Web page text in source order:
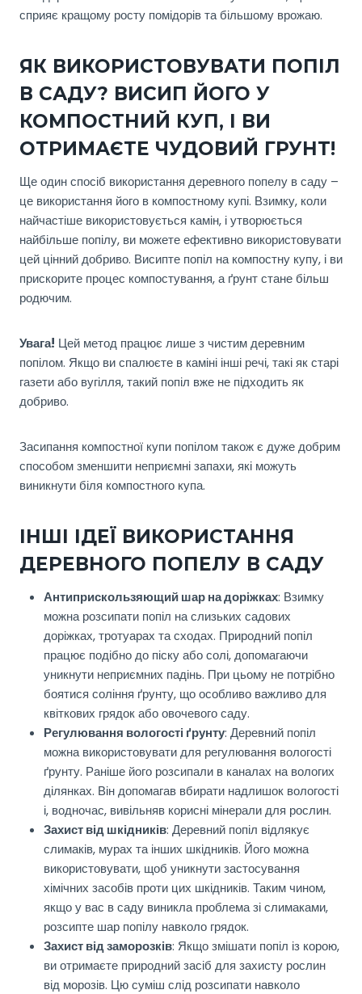
сприяє кращому росту помідорів та більшому врожаю.
ЯК ВИКОРИСТОВУВАТИ ПОПІЛ
В САДУ? ВИСИП ЙОГО У
КОМПОСТНИЙ КУП, І ВИ
ОТРИМАЄТЕ ЧУДОВИЙ ГРУНТ!
Ще один спосіб використання деревного попелу в саду –
це використання його в компостному купі. Взимку, коли
найчастіше використовується камін, і утворюється
найбільше попілу, ви можете ефективно використовувати
цей цінний добриво. Висипте попіл на компостну купу, і ви
прискорите процес компостування, а ґрунт стане більш
родючим.
Увага! Цей метод працює лише з чистим деревним
попілом. Якщо ви спалюєте в каміні інші речі, такі як старі
газети або вугілля, такий попіл вже не підходить як
добриво.
Засипання компостної купи попілом також є дуже добрим
способом зменшити неприємні запахи, які можуть
виникнути біля компостного купа.
ІНШІ ІДЕЇ ВИКОРИСТАННЯ
ДЕРЕВНОГО ПОПЕЛУ В САДУ
Антиприскользяющий шар на доріжках: Взимку
можна розсипати попіл на слизьких садових
доріжках, тротуарах та сходах. Природний попіл
працює подібно до піску або солі, допомагаючи
уникнути неприємних падінь. При цьому не потрібно
боятися соління ґрунту, що особливо важливо для
квіткових грядок або овочевого саду.
Регулювання вологості ґрунту: Деревний попіл
можна використовувати для регулювання вологості
ґрунту. Раніше його розсипали в каналах на вологих
ділянках. Він допомагав вбирати надлишок вологості
і, водночас, вивільняв корисні мінерали для рослин.
Захист від шкідників: Деревний попіл відлякує
слимаків, мурах та інших шкідників. Його можна
використовувати, щоб уникнути застосування
хімічних засобів проти цих шкідників. Таким чином,
якщо у вас в саду виникла проблема зі слимаками,
розсипте шар попілу навколо грядок.
Захист від заморозків: Якщо змішати попіл із корою,
ви отримаєте природний засіб для захисту рослин
від морозів. Цю суміш слід розсипати навколо